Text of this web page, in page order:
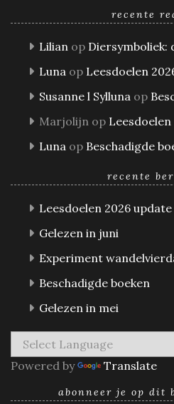
recente
Lilian op Diersymboliek:
Luna op Leesdoelen
Susanne l Sylluna op
Marjolijn op
Luna op Beschadigde
recente
Leesdoelen 2026
Gelezen in juni
Experiment
Beschadigde boeken
Gelezen in mei
Powered by Translate
abonneer je op dit